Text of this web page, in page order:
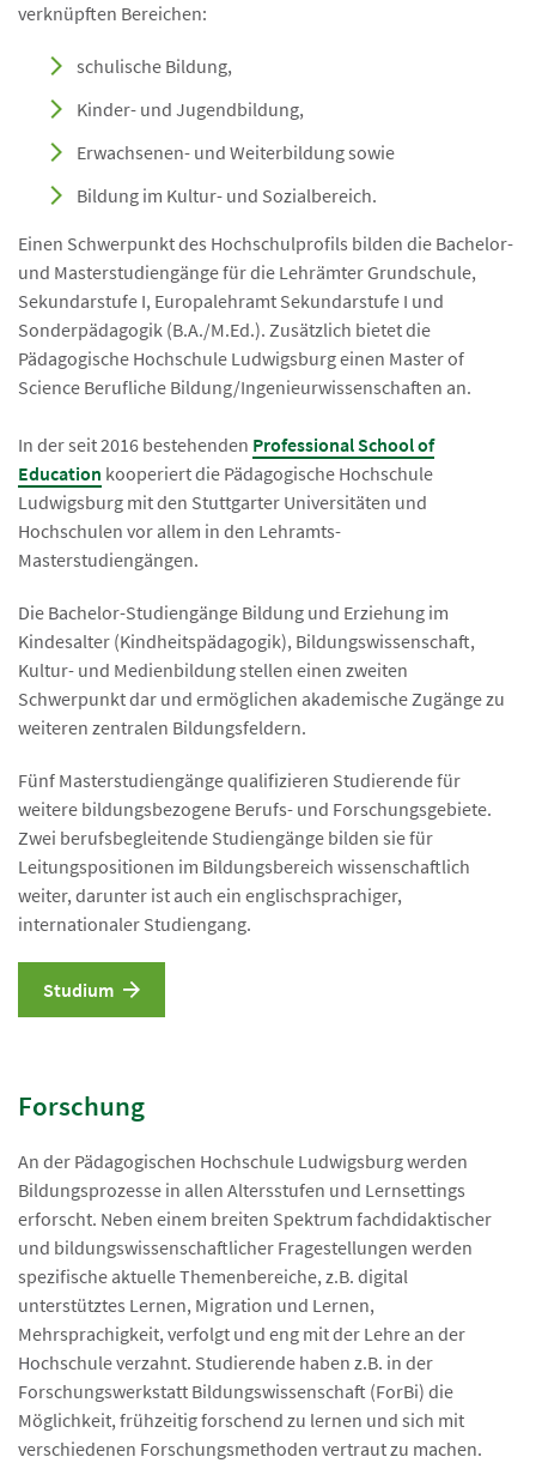
verknüpften Bereichen:
schulische Bildung,
Kinder- und Jugendbildung,
Erwachsenen- und Weiterbildung sowie
Bildung im Kultur- und Sozialbereich.
Einen Schwerpunkt des Hochschulprofils bilden die Bachelor-
und Masterstudiengänge für die Lehrämter Grundschule,
Sekundarstufe I, Europalehramt Sekundarstufe I und
Sonderpädagogik (B.A./M.Ed.). Zusätzlich bietet die
Pädagogische Hochschule Ludwigsburg einen Master of
Science Berufliche Bildung/Ingenieurwissenschaften an.
In der seit 2016 bestehenden Professional School of
Education kooperiert die Pädagogische Hochschule
Ludwigsburg mit den Stuttgarter Universitäten und
Hochschulen vor allem in den Lehramts-
Masterstudiengängen.
Die Bachelor-Studiengänge Bildung und Erziehung im
Kindesalter (Kindheitspädagogik), Bildungswissenschaft,
Kultur- und Medienbildung stellen einen zweiten
Schwerpunkt dar und ermöglichen akademische Zugänge zu
weiteren zentralen Bildungsfeldern.
Fünf Masterstudiengänge qualifizieren Studierende für
weitere bildungsbezogene Berufs- und Forschungsgebiete.
Zwei berufsbegleitende Studiengänge bilden sie für
Leitungspositionen im Bildungsbereich wissenschaftlich
weiter, darunter ist auch ein englischsprachiger,
internationaler Studiengang.
Studium
Forschung
An der Pädagogischen Hochschule Ludwigsburg werden
Bildungsprozesse in allen Altersstufen und Lernsettings
erforscht. Neben einem breiten Spektrum fachdidaktischer
und bildungswissenschaftlicher Fragestellungen werden
spezifische aktuelle Themenbereiche, z.B. digital
unterstütztes Lernen, Migration und Lernen,
Mehrsprachigkeit, verfolgt und eng mit der Lehre an der
Hochschule verzahnt. Studierende haben z.B. in der
Forschungswerkstatt Bildungswissenschaft (ForBi) die
Möglichkeit, frühzeitig forschend zu lernen und sich mit
verschiedenen Forschungsmethoden vertraut zu machen.